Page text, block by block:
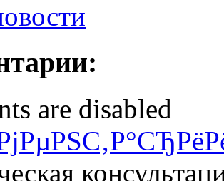
are disabled